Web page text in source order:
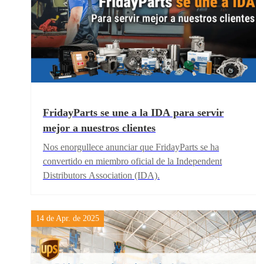
FridayParts se une a la IDA para servir
mejor a nuestros clientes
Nos enorgullece anunciar que FridayParts se ha
convertido en miembro oficial de la Independent
Distributors Association (IDA).
14 de Apr. de 2025